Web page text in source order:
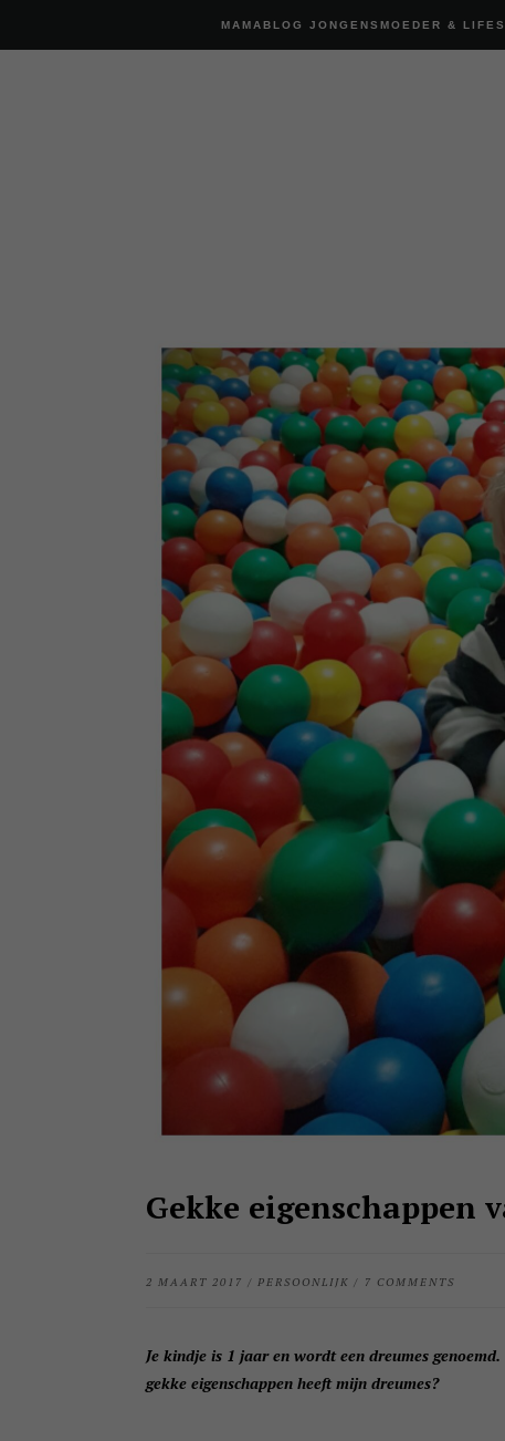
MAMABLOG JONGENSMOEDER &
Gekke eigenschappen
2 MAART 2017 / PERSOONLIJK / 7 COMMENTS
Je kindje is 1 jaar en wordt een dreumes
gekke eigenschappen heeft mijn dreumes?